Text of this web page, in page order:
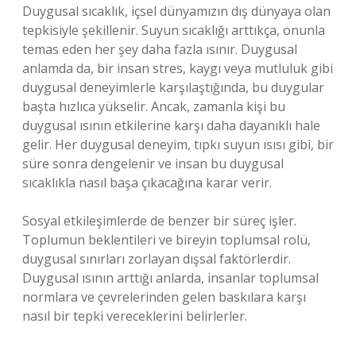
Duygusal sıcaklık, içsel dünyamızın dış dünyaya olan
tepkisiyle şekillenir. Suyun sıcaklığı arttıkça, onunla
temas eden her şey daha fazla ısınır. Duygusal
anlamda da, bir insan stres, kaygı veya mutluluk gibi
duygusal deneyimlerle karşılaştığında, bu duygular
başta hızlıca yükselir. Ancak, zamanla kişi bu
duygusal ısının etkilerine karşı daha dayanıklı hale
gelir. Her duygusal deneyim, tıpkı suyun ısısı gibi, bir
süre sonra dengelenir ve insan bu duygusal
sıcaklıkla nasıl başa çıkacağına karar verir.
Sosyal etkileşimlerde de benzer bir süreç işler.
Toplumun beklentileri ve bireyin toplumsal rolü,
duygusal sınırları zorlayan dışsal faktörlerdir.
Duygusal ısının arttığı anlarda, insanlar toplumsal
normlara ve çevrelerinden gelen baskılara karşı
nasıl bir tepki vereceklerini belirlerler.